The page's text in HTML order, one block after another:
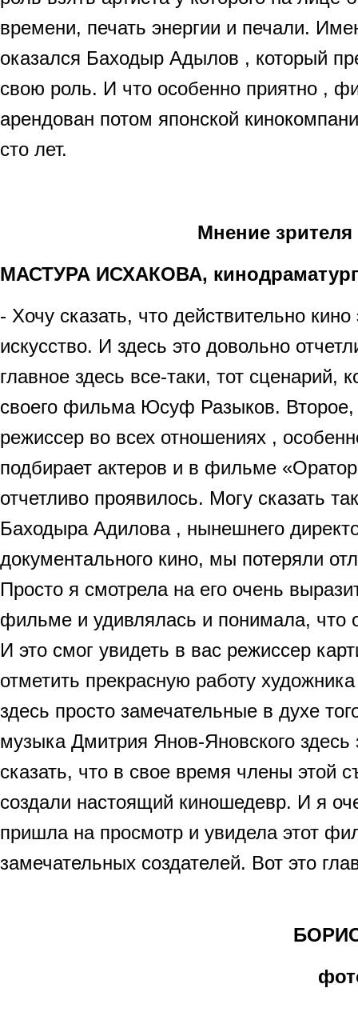
времени, печать энергии и печали.
оказался Баходыр Адылов , который
свою роль. И что особенно приятно ,
арендован потом японской
сто лет.
Мнение зрителя
МАСТУРА ИСХАКОВА, кинодраматург
- Хочу сказать, что действительно кино
искусство. И здесь это довольно
главное здесь все-таки, тот сценарий,
своего фильма Юсуф Разыков. Второе,
режиссер во всех отношениях ,
подбирает актеров и в фильме
отчетливо проявилось. Могу сказать
Баходыра Адилова , нынешнего
документального кино, мы потеряли
Просто я смотрела на его очень
фильме и удивлялась и понимала, что
И это смог увидеть в вас режиссер
отметить прекрасную работу
здесь просто замечательные в духе
музыка Дмитрия Янов-Яновского здесь
сказать, что в свое время члены этой
создали настоящий киношедевр. И я
пришла на просмотр и увидела этот
замечательных создателей. Вот это